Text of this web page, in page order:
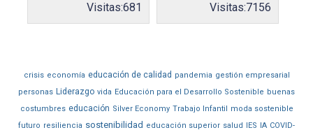
Visitas:681 Visitas:7156
crisis economía educación de calidad pandemia gestión empresarial
personas Liderazgo vida Educación para el Desarrollo Sostenible buenas
costumbres educación Silver Economy Trabajo Infantil moda sostenible
futuro resiliencia sostenibilidad educación superior salud IES IA COVID-